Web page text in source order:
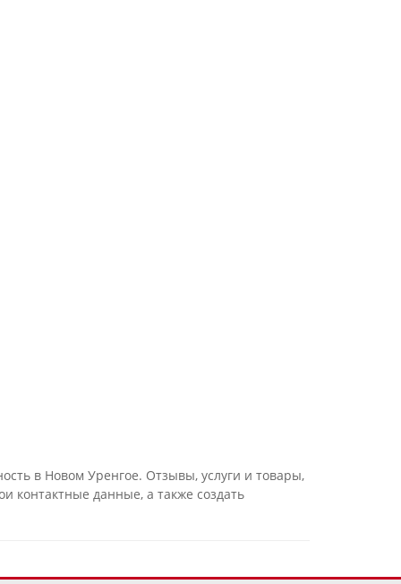
в Новом Уренгое. Отзывы, услуги и товары,
контактные данные, а также создать